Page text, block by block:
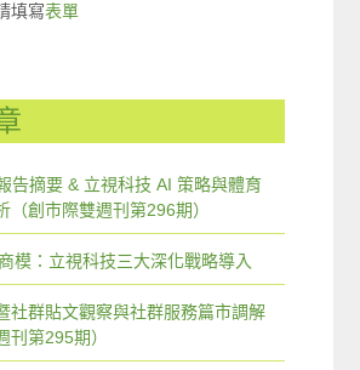
填寫表單
告摘要 & 立視科技 AI 策略與體育
（創市際雙週刊第296期）
模：立視科技三大深化戰略導入
社群貼文觀察與社群服務篇市調解
刊第295期）